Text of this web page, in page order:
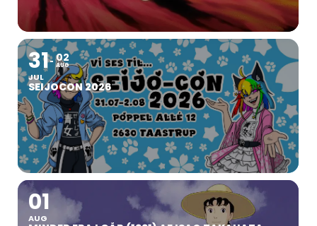
31
JUL
02
AUG
SEIJOCON 2026
01
AUG